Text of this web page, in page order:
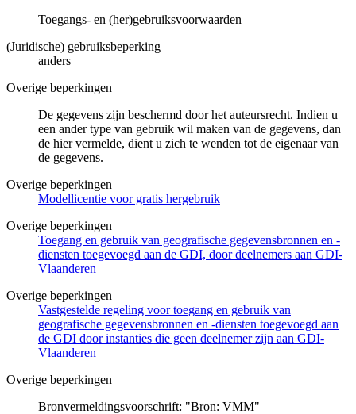
Toegangs- en (her)gebruiksvoorwaarden
(Juridische) gebruiksbeperking
anders
Overige beperkingen
De gegevens zijn beschermd door het auteursrecht. Indien u
een ander type van gebruik wil maken van de gegevens, dan
de hier vermelde, dient u zich te wenden tot de eigenaar van
de gegevens.
Overige beperkingen
Modellicentie voor gratis hergebruik
Overige beperkingen
Toegang en gebruik van geografische gegevensbronnen en -
diensten toegevoegd aan de GDI, door deelnemers aan GDI-
Vlaanderen
Overige beperkingen
Vastgestelde regeling voor toegang en gebruik van
geografische gegevensbronnen en -diensten toegevoegd aan
de GDI door instanties die geen deelnemer zijn aan GDI-
Vlaanderen
Overige beperkingen
Bronvermeldingsvoorschrift: "Bron: VMM"